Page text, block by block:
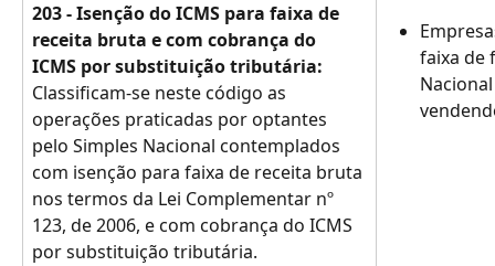
203 - Isenção do ICMS para faixa de
receita bruta e com cobrança do
ICMS por substituição tributária:
Classificam-se neste código as
operações praticadas por optantes
pelo Simples Nacional contemplados
com isenção para faixa de receita bruta
nos termos da Lei Complementar nº
123, de 2006, e com cobrança do ICMS
por substituição tributária.
faixa de